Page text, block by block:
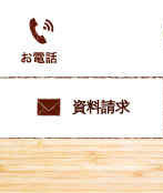
資料請求